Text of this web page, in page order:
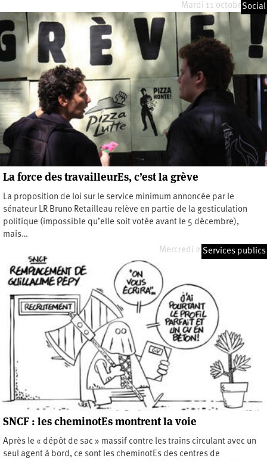
Mardi 11 octobre 2022
Social
La force des travailleurEs, c’est la grève
La proposition de loi sur le service minimum annoncée par le
sénateur LR Bruno Retailleau relève en partie de la gesticulation
politique (impossible qu’elle soit votée avant le 5 décembre),
mais…
Mercredi 27 novembre 2019
Services publics
SNCF : les cheminotEs montrent la voie
Après le « dépôt de sac » massif contre les trains circulant avec un
seul agent à bord, ce sont les cheminotEs des centres de